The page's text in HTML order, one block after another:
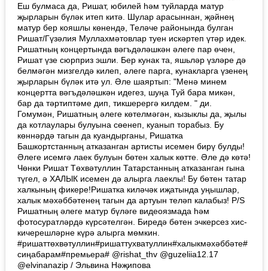
Еш булмаса да, Ришат, юбилей һәм туйларда матур
җырларын бүләк итеп китә. Шулар арасыннан, җәйнең
матур бер кояшлы көнендә, Теләче районында булган
Ришат/Гүзәлия Муллахмәтовлар туен искәртеп үтәр идек.
Ришатның концертында вәгъдәләшкән әлеге пар өчен,
Ришат үзе сюрприз эшли. Бер кунак та, яшьләр үзләре дә
белмәгән мизгелдә килеп, әлеге парга, кунакларга үзенең
җырларын бүләк итә ул. Әле шаяртып: "Менә минем
концертта вәгъдәләшкән идегез, шуңа Туй бара микән,
бар да тәртиптәме дип, тикшерергә килдем. " ди.
Гомумән, Ришатның әлеге көтелмәгән, кызыклы да, җылы
да котлаулары булуына сөенеп, куанып торабыз. Бу
көннәрдә тагын да куандырганы, Ришатка
Башкортстанның атказанган артисты исемен бирү булды!
Әлеге исемгә лаек булуын бөтен халык көтте. Әле дә көтә!
Чөнки Ришат Төхвәтуллин Татарстанның атказанган гына
түгел, ә ХАЛЫК исемен дә алырга лаеклы! Бу бөтен татар
халкының фикере!Ришатка киләчәк иҗатында уңышлар,
халык мәхәббәтенең тагын да артуын теләп калабыз! P/S
Ришатның әлеге матур бүләге видеоязмада һәм
фотосуратләрдә күрсәтелгән. Биредә бөтен эчкерсез хис-
кичерешләрне күрә алырга мөмкин.
#ришаттөхвәтуллин#ришаттухватуллин#халыкмәхәббәте#
сиңабарам#премьера# @rishat_thv @guzeliia12.17
@elvinanazip / Эльвина Нәҗипова